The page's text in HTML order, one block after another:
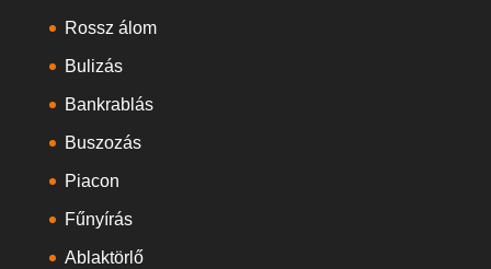
Rossz álom
Bulizás
Bankrablás
Buszozás
Piacon
Fűnyírás
Ablaktörlő